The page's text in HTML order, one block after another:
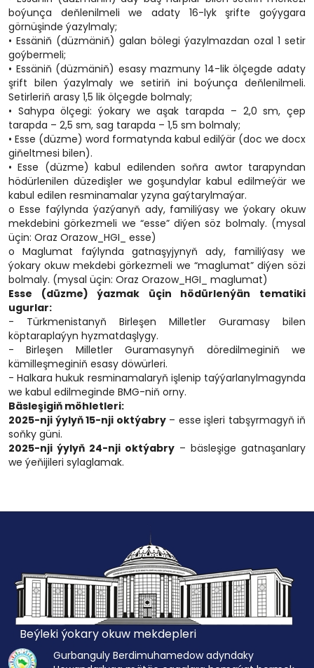
boýunça deňlenilmeli we adaty 16-lyk şrifte goýygara
görnüşinde ýazylmaly;
• Essäniň (düzmäniň) galan bölegi ýazylmazdan ozal 1 setir
goýbermeli;
• Essäniň (düzmäniň) esasy mazmuny 14-lik ölçegde adaty
şrift bilen ýazylmaly we setiriň ini boýunça deňlenilmeli.
Setirleriň arasy 1,5 lik ölçegde bolmaly;
• Sahypa ölçegi: ýokary we aşak tarapda – 2,0 sm, çep
tarapda – 2,5 sm, sag tarapda – 1,5 sm bolmaly;
• Esse (düzme) word formatynda kabul edilýär (doc we docx
giňeltmesi bilen).
• Esse (düzme) kabul edilenden soňra awtor tarapyndan
hödürlenilen düzedişler we goşundylar kabul edilmeýär we
kabul edilen resminamalar yzyna gaýtarylmaýar.
o Esse faýlynda ýazýanyň ady, familiýasy we ýokary okuw
mekdebini görkezmeli we “esse” diýen söz bolmaly. (mysal
üçin: Oraz Orazow_HGI_ esse)
o Maglumat faýlynda gatnaşyjynyň ady, familiýasy we
ýokary okuw mekdebi görkezmeli we “maglumat” diýen sözi
bolmaly. (mysal üçin: Oraz Orazow_HGI_ maglumat)
Esse (düzme) ýazmak üçin hödürlenýän tematiki
ugurlar:
- Türkmenistanyň Birleşen Milletler Guramasy bilen
köptaraplaýyn hyzmatdaşlygy.
- Birleşen Milletler Guramasynyň döredilmeginiň we
kämilleşmeginiň esasy döwürleri.
- Halkara hukuk resminamalaryň işlenip taýýarlanylmagynda
we kabul edilmeginde BMG-niň orny.
Bäsleşigiň möhletleri:
2025-nji ýylyň 15-nji oktýabry– esse işleri tabşyrmagyň iň
soňky güni.
2025-nji ýylyň 24-nji oktýabry – bäsleşige gatnaşanlary
we ýeňijileri sylaglamak.
Beýleki ýokary okuw mekdepleri
Gurbanguly Berdimuhamedow adyndaky